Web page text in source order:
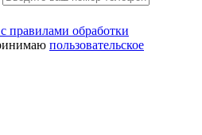
с правилами обработки
пользовательское